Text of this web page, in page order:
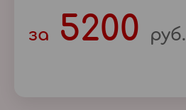
за 5200 руб.